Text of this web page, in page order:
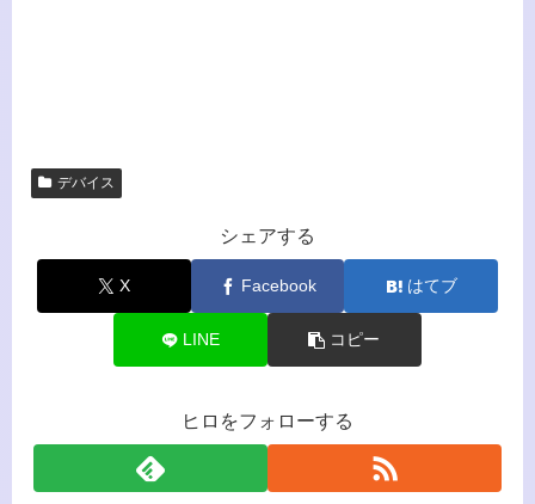
デバイス
シェアする
X Facebook はてブ
LINE コピー
ヒロをフォローする